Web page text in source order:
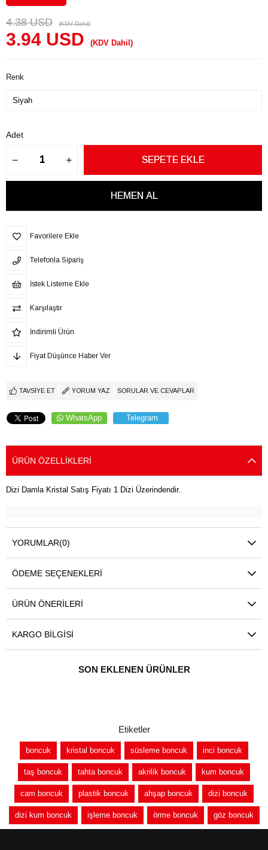
4.38 USD (KDV Dahil)
3.94 USD (KDV Dahil)
Renk
Adet
Favorilere Ekle
Telefonla Sipariş
İstek Listeme Ekle
Karşılaştır
İndirimli Ürün
Fiyat Düşünce Haber Ver
TAVSIYE ET YORUM YAZ SORULAR VE CEVAPLAR
WhatsApp Telegram
ÜRÜN ÖZELLIKLERI
Dizi Damla Kristal Satış Fiyatı 1 Dizi Üzerindendir.
YORUMLAR(0)
ÖDEME SEÇENEKLERI
ÜRÜN ÖNERILERI
KARGO BILGISI
SON EKLENEN ÜRÜNLER
Etiketler
boncuk kristal boncuk süsleme boncuk inci boncuk
taş boncuk tahta boncuk akrilik boncuk kum boncuk
cam boncuk plastik boncuk ahşap boncuk dizi boncuk
dizi kum boncuk işleme boncuk örme boncuk göz boncuk